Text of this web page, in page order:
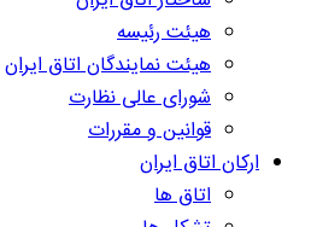
هیئت رئیسه
هیئت نمایندگان اتاق ایران
شورای عالی نظارت
قوانین و مقررات
ارکان اتاق ایران
اتاق ها